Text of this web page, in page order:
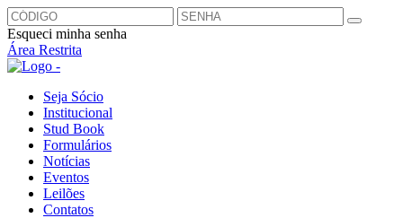
Esqueci minha senha
Área Restrita
Seja Sócio
Institucional
Stud Book
Formulários
Notícias
Eventos
Leilões
Contatos